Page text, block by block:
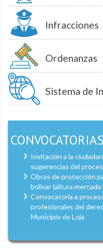
Infracciones
Ordenanzas
Sistema de
CONVOCATORIAS
Invitación a la
sugerencias del
Obras de protección
bolívar (altura
Convocatoria a
profesionales del
Municipio de Loja